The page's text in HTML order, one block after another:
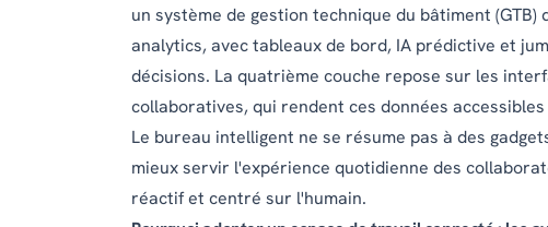
un système de gestion technique du bâtiment
analytics, avec tableaux de bord, IA prédictive et
décisions. La quatrième couche repose sur les
collaboratives, qui rendent ces données
Le bureau intelligent ne se résume pas à des
mieux servir l'expérience quotidienne des
réactif et centré sur l'humain.